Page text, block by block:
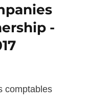
-
comptables